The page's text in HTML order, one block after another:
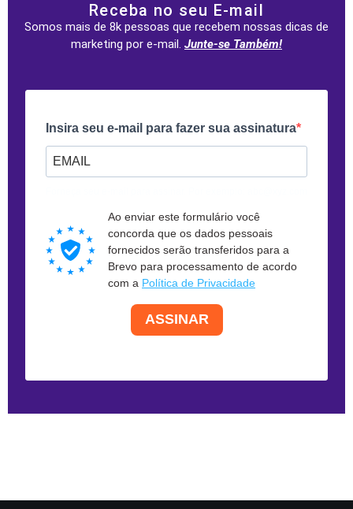
Receba no seu E-mail
Somos mais de 8k pessoas que recebem nossas dicas de
marketing por e-mail. Junte-se Também!
Insira seu e-mail para fazer sua assinatura
Ao enviar este formulário você
concorda que os dados pessoais
fornecidos serão transferidos para a
Brevo para processamento de acordo
com a Política de Privacidade
ASSINAR